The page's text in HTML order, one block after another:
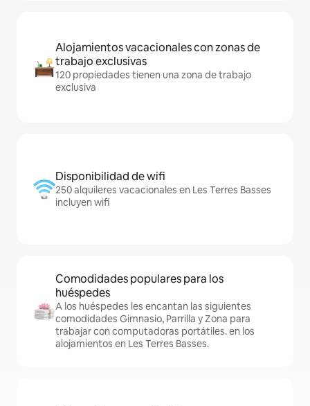
Alojamientos vacacionales con zonas de
trabajo exclusivas
120 propiedades tienen una zona de trabajo
exclusiva
Disponibilidad de wifi
250 alquileres vacacionales en Les Terres Basses
incluyen wifi
Comodidades populares para los
huéspedes
A los huéspedes les encantan las siguientes
comodidades Gimnasio, Parrilla y Zona para
trabajar con computadoras portátiles. en los
alojamientos en Les Terres Basses.